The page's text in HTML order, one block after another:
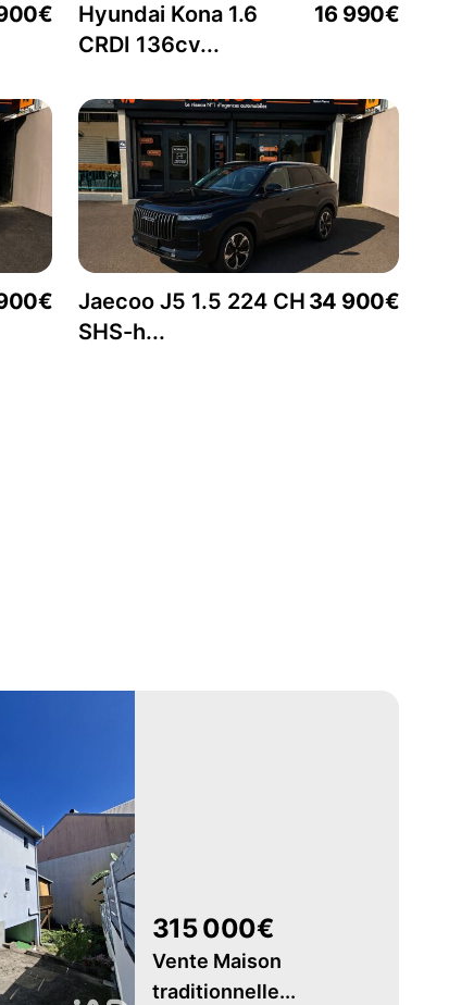
Hyundai Kona 1.6
CRDI 136cv...
16 990€
Jaecoo J5 1.5 224 CH
SHS-h...
34 900€
315 000€
Vente Maison
traditionnelle...